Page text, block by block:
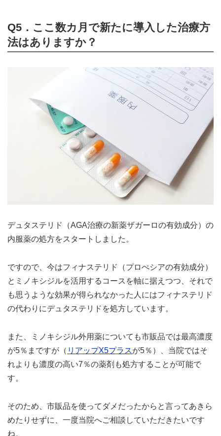
Q5．ここ数カ月で新たに導入した治療方
法はありますか？
デュタステリド（AGA治療の新薬ザガーロの有効成分）の
内服薬の処方をスタートしました。
ですので、今はフィナステリド（プロぺシアの有効成分）
とミノキシジルを活用するコースを軸に据えつつ、それで
も思うような効果が得られなかった人にはフィナステリド
の代わりにデュタステリドを処方しています。
また、ミノキシジル外用薬についても市販品では最高濃度
が5％まですが（ リアップX5プラスが5％）、当院ではそ
れよりも濃度の高い7％の薬剤も処方することが可能で
す。
そのため、市販品を使ってダメだったからと言ってあきら
めたりせずに、一度当院へご相談していただきたいです
ね。